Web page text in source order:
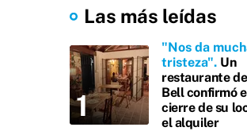
Las más leídas
"Nos da
tristeza" Un
restaurante
Bell confirmó
cierre de su
el alquiler